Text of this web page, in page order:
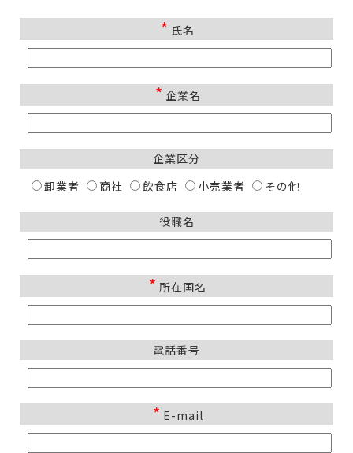
* 氏名
* 企業名
企業区分
卸業者
商社 飲食店 小売業者 その他
役職名
* 所在国名
電話番号
* E-mail